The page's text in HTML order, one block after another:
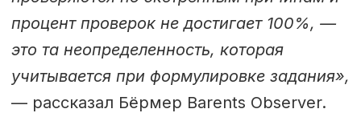
процент проверок не достигает 100%, —
это та неопределенность, которая
учитывается при формулировке задания»,
— рассказал Бёрмер Barents Observer.